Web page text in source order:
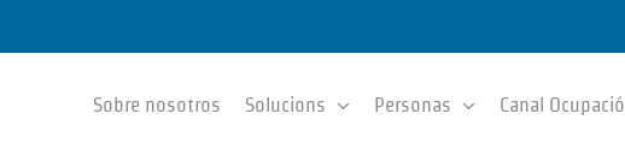
Sobre nosotros Solucions Personas Canal Ocupació